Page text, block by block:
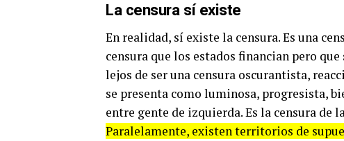
La censura sí existe
En realidad, sí existe la censura. Es una
censura que los estados financian pero
lejos de ser una censura oscurantista,
se presenta como luminosa, progresista,
entre gente de izquierda. Es la censura de
Paralelamente, existen territorios de